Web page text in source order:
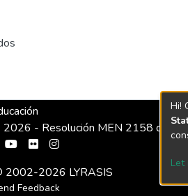
2026 - Resolución MEN 2158 de
2002-2026 LYRASIS
Feedback
Hi!
Let